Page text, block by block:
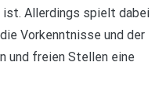
Allerdings spielt dabei
Vorkenntnisse und der
und freien Stellen eine